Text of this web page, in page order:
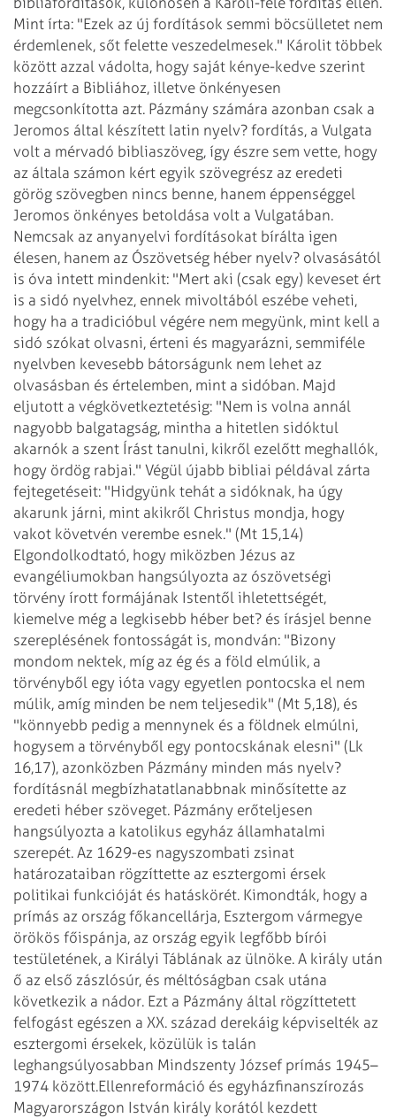
Mint írta: "Ezek az új fordítások semmi böcsülletet nem
érdemlenek, sőt felette veszedelmesek." Károlit többek
között azzal vádolta, hogy saját kénye-kedve szerint
hozzáírt a Bibliához, illetve önkényesen
megcsonkította azt. Pázmány számára azonban csak a
Jeromos által készített latin nyelv? fordítás, a Vulgata
volt a mérvadó bibliaszöveg, így észre sem vette, hogy
az általa számon kért egyik szövegrész az eredeti
görög szövegben nincs benne, hanem éppenséggel
Jeromos önkényes betoldása volt a Vulgatában.
Nemcsak az anyanyelvi fordításokat bírálta igen
élesen, hanem az Ószövetség héber nyelv? olvasásától
is óva intett mindenkit: "Mert aki (csak egy) keveset ért
is a sidó nyelvhez, ennek mivoltából eszébe veheti,
hogy ha a tradicióbul végére nem megyünk, mint kell a
sidó szókat olvasni, érteni és magyarázni, semmiféle
nyelvben kevesebb bátorságunk nem lehet az
olvasásban és értelemben, mint a sidóban. Majd
eljutott a végkövetkeztetésig: "Nem is volna annál
nagyobb balgatagság, mintha a hitetlen sidóktul
akarnók a szent Írást tanulni, kikről ezelőtt meghallók,
hogy ördög rabjai." Végül újabb bibliai példával zárta
fejtegetéseit: "Hidgyünk tehát a sidóknak, ha úgy
akarunk járni, mint akikről Christus mondja, hogy
vakot követvén verembe esnek." (Mt 15,14)
Elgondolkodtató, hogy miközben Jézus az
evangéliumokban hangsúlyozta az ószövetségi
törvény írott formájának Istentől ihletettségét,
kiemelve még a legkisebb héber bet? és írásjel benne
szereplésének fontosságát is, mondván: "Bizony
mondom nektek, míg az ég és a föld elmúlik, a
törvényből egy ióta vagy egyetlen pontocska el nem
múlik, amíg minden be nem teljesedik" (Mt 5,18), és
"könnyebb pedig a mennynek és a földnek elmúlni,
hogysem a törvényből egy pontocskának elesni" (Lk
16,17), azonközben Pázmány minden más nyelv?
fordításnál megbízhatatlanabbnak minősítette az
eredeti héber szöveget. Pázmány erőteljesen
hangsúlyozta a katolikus egyház államhatalmi
szerepét. Az 1629-es nagyszombati zsinat
határozataiban rögzíttette az esztergomi érsek
politikai funkcióját és hatáskörét. Kimondták, hogy a
prímás az ország főkancellárja, Esztergom vármegye
örökös főispánja, az ország egyik legfőbb bírói
testületének, a Királyi Táblának az ülnöke. A király után
ő az első zászlósúr, és méltóságban csak utána
következik a nádor. Ezt a Pázmány által rögzíttetett
felfogást egészen a XX. század derekáig képviselték az
esztergomi érsekek, közülük is talán
leghangsúlyosabban Mindszenty József prímás 1945–
1974 között.Ellenreformáció és egyházfinanszírozás
Magyarországon István király korától kezdett